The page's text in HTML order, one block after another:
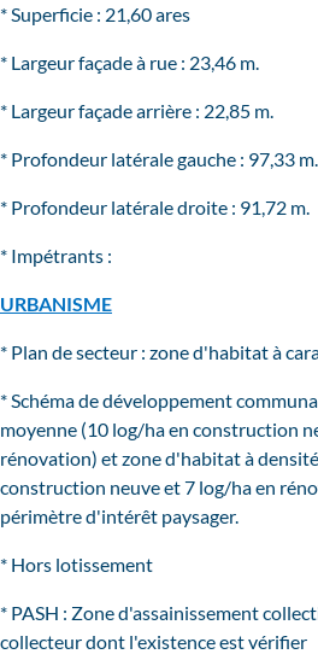
* Superficie : 21,60 ares
* Largeur façade à rue : 23,46 m.
* Largeur façade arrière : 22,85 m.
* Profondeur latérale gauche : 97,33 m.
* Profondeur latérale droite : 91,72 m.
* Impétrants :
URBANISME
* Plan de secteur : zone d'habitat à
* Schéma de développement
moyenne (10 log/ha en construction
rénovation) et zone d'habitat à
construction neuve et 7 log/ha en
périmètre d'intérêt paysager.
* Hors lotissement
* PASH : Zone d'assainissement
collecteur dont l'existence est vérifier